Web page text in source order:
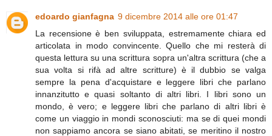
edoardo gianfagna 9 dicembre 2014 alle ore 01:47
La recensione è ben sviluppata, estremamente chiara ed
articolata in modo convincente. Quello che mi resterà di
questa lettura su una scrittura sopra un'altra scrittura (che a
sua volta si rifà ad altre scritture) è il dubbio se valga
sempre la pena d'acquistare e leggere libri che parlano
innanzitutto e quasi soltanto di altri libri. I libri sono un
mondo, è vero; e leggere libri che parlano di altri libri è
come un viaggio in mondi sconosciuti: ma se di quei mondi
non sappiamo ancora se siano abitati, se meritino il nostro